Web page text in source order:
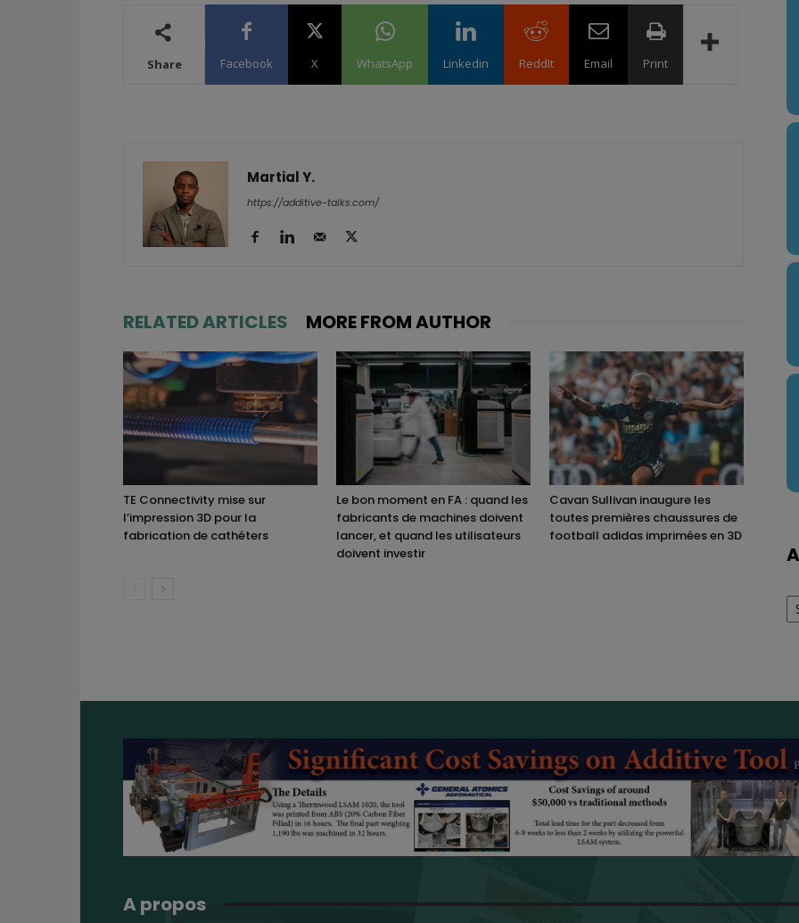
Share Facebook X WhatsApp Linkedin ReddIt Email Print
Martial Y.
https://additive-talks.com/
RELATED ARTICLES MORE FROM AUTHOR
TE Connectivity mise sur
l’impression 3D pour la
fabrication de cathéters
Le bon moment en FA : quand les
fabricants de machines doivent
lancer, et quand les utilisateurs
doivent investir
Cavan Sullivan inaugure les
toutes premières chaussures de
football adidas imprimées en 3D
A propos